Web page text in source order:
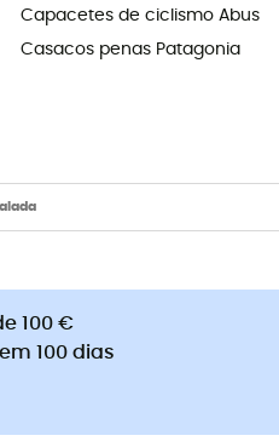
Capacetes de ciclismo Abus
Casacos penas Patagonia
100 €
100 dias